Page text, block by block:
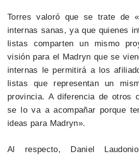
Torres valoró que se trate de
internas sanas, ya que quienes
listas comparten un mismo
visión para el Madryn que se
internas le permitirá a los
listas que representan un
provincia. A diferencia de otros
se lo va a acompañar porque
ideas para Madryn».
Al respecto, Daniel